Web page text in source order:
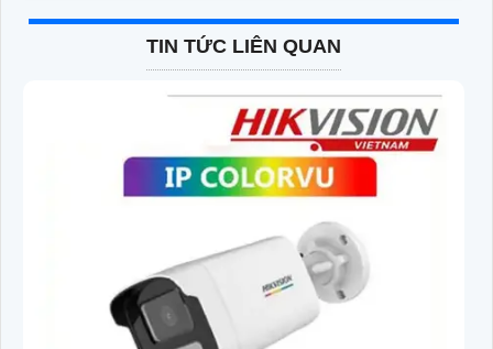
TIN TỨC LIÊN QUAN